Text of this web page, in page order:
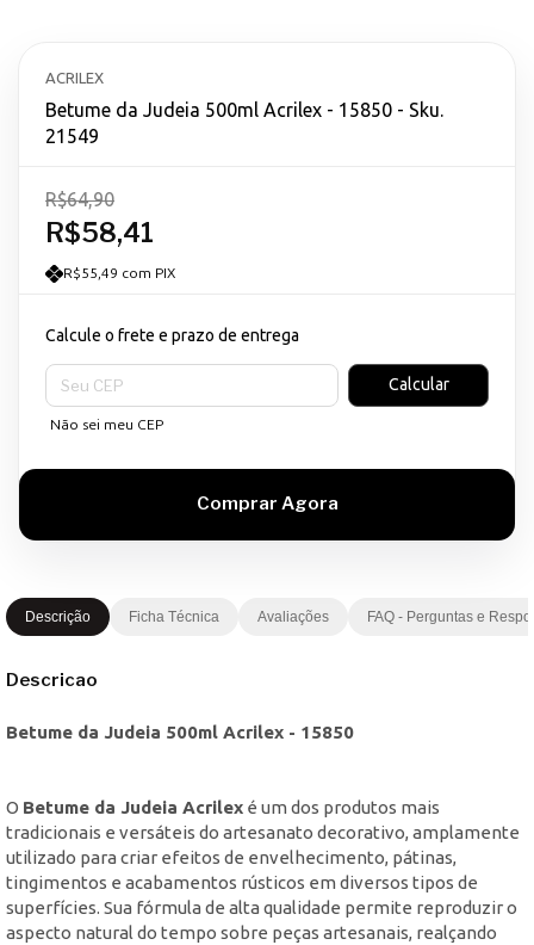
ACRILEX
Betume da Judeia 500ml Acrilex - 15850 - Sku.
21549
R$58,41
R$64,90
R$55,49 com PIX
Calcule o frete e prazo de entrega
Entregas para o CEP:
Calcular
Não sei meu CEP
Descrição Ficha Técnica Avaliações FAQ - Perguntas e
Descricao
Betume da Judeia 500ml Acrilex - 15850
O Betume da Judeia Acrilex é um dos produtos mais
tradicionais e versáteis do artesanato decorativo, amplamente
utilizado para criar efeitos de envelhecimento, pátinas,
tingimentos e acabamentos rústicos em diversos tipos de
superfícies. Sua fórmula de alta qualidade permite reproduzir o
aspecto natural do tempo sobre peças artesanais, realçando